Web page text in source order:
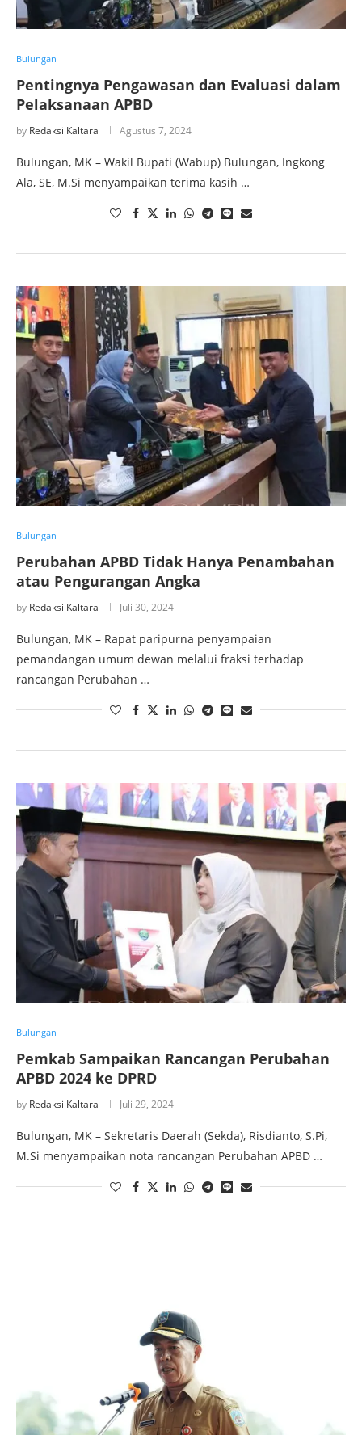
Bulungan
Pentingnya Pengawasan dan Evaluasi dalam
Pelaksanaan APBD
by Redaksi Kaltara Agustus 7, 2024
Bulungan, MK – Wakil Bupati (Wabup) Bulungan, Ingkong
Ala, SE, M.Si menyampaikan terima kasih …
Bulungan
Perubahan APBD Tidak Hanya Penambahan
atau Pengurangan Angka
by Redaksi Kaltara Juli 30, 2024
Bulungan, MK – Rapat paripurna penyampaian
pemandangan umum dewan melalui fraksi terhadap
rancangan Perubahan …
Bulungan
Pemkab Sampaikan Rancangan Perubahan
APBD 2024 ke DPRD
by Redaksi Kaltara Juli 29, 2024
Bulungan, MK – Sekretaris Daerah (Sekda), Risdianto, S.Pi,
M.Si menyampaikan nota rancangan Perubahan APBD …